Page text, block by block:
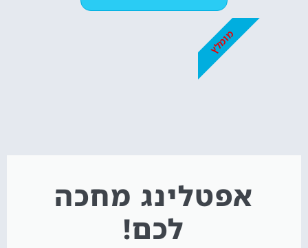
אפטלינג מחכה
לכם!
מומלץ